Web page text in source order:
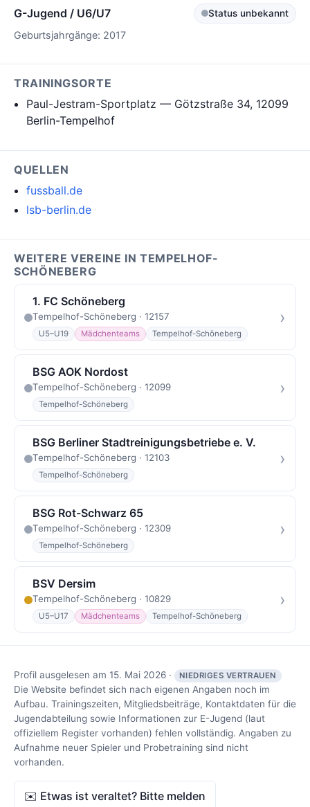
G-Jugend / U6/U7 Status unbekannt
Geburtsjahrgänge: 2017
TRAININGSORTE
Paul-Jestram-Sportplatz — Götzstraße 34, 12099
Berlin-Tempelhof
QUELLEN
fussball.de
lsb-berlin.de
WEITERE VEREINE IN TEMPELHOF-
SCHÖNEBERG
1. FC Schöneberg
Tempelhof-Schöneberg · 12157
U5–U19 Mädchenteams Tempelhof-Schöneberg
›
BSG AOK Nordost
Tempelhof-Schöneberg · 12099
Tempelhof-Schöneberg
›
BSG Berliner Stadtreinigungsbetriebe e. V.
Tempelhof-Schöneberg · 12103
Tempelhof-Schöneberg
›
BSG Rot-Schwarz 65
Tempelhof-Schöneberg · 12309
Tempelhof-Schöneberg
›
BSV Dersim
Tempelhof-Schöneberg · 10829
U5–U17 Mädchenteams Tempelhof-Schöneberg
›
Profil ausgelesen am 15. Mai 2026 · NIEDRIGES VERTRAUEN
Die Website befindet sich nach eigenen Angaben noch im
Aufbau. Trainingszeiten, Mitgliedsbeiträge, Kontaktdaten für die
Jugendabteilung sowie Informationen zur E-Jugend (laut
offiziellem Register vorhanden) fehlen vollständig. Angaben zu
Aufnahme neuer Spieler und Probetraining sind nicht
vorhanden.
✉️ Etwas ist veraltet? Bitte melden